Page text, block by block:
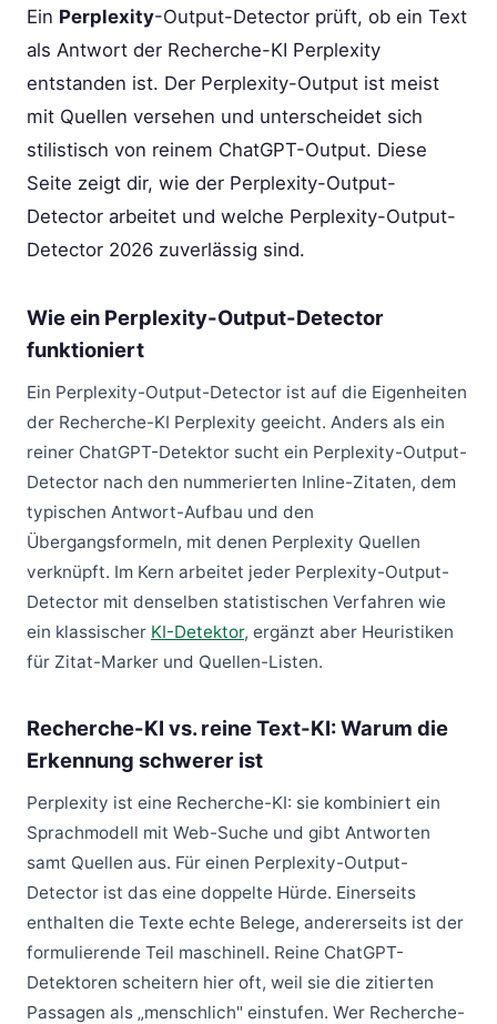
Ein Perplexity-Output-Detector prüft, ob ein Text
als Antwort der Recherche-KI Perplexity
entstanden ist. Der Perplexity-Output ist meist
mit Quellen versehen und unterscheidet sich
stilistisch von reinem ChatGPT-Output. Diese
Seite zeigt dir, wie der Perplexity-Output-
Detector arbeitet und welche Perplexity-Output-
Detector 2026 zuverlässig sind.
Wie ein Perplexity-Output-Detector
funktioniert
Ein Perplexity-Output-Detector ist auf die Eigenheiten
der Recherche-KI Perplexity geeicht. Anders als ein
reiner ChatGPT-Detektor sucht ein Perplexity-Output-
Detector nach den nummerierten Inline-Zitaten, dem
typischen Antwort-Aufbau und den
Übergangsformeln, mit denen Perplexity Quellen
verknüpft. Im Kern arbeitet jeder Perplexity-Output-
Detector mit denselben statistischen Verfahren wie
ein klassischer KI-Detektor, ergänzt aber Heuristiken
für Zitat-Marker und Quellen-Listen.
Recherche-KI vs. reine Text-KI: Warum die
Erkennung schwerer ist
Perplexity ist eine Recherche-KI: sie kombiniert ein
Sprachmodell mit Web-Suche und gibt Antworten
samt Quellen aus. Für einen Perplexity-Output-
Detector ist das eine doppelte Hürde. Einerseits
enthalten die Texte echte Belege, andererseits ist der
formulierende Teil maschinell. Reine ChatGPT-
Detektoren scheitern hier oft, weil sie die zitierten
Passagen als „menschlich" einstufen. Wer Recherche-